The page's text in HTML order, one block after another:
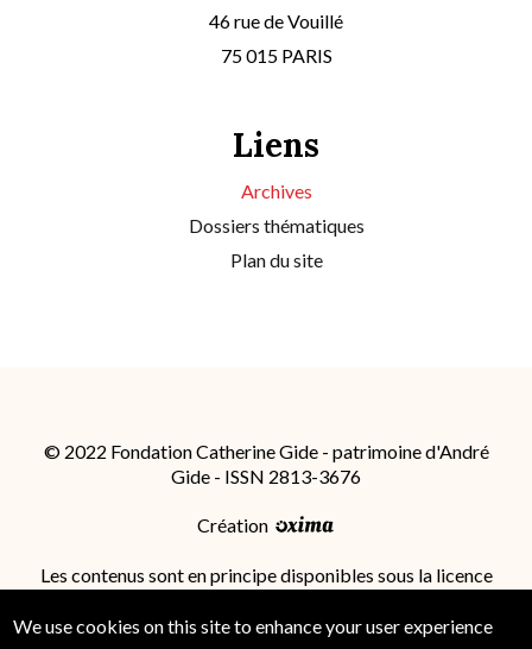
46 rue de Vouillé
75 015 PARIS
Liens
Archives
Dossiers thématiques
Plan du site
© 2022 Fondation Catherine Gide - patrimoine d'André
Gide - ISSN 2813-3676
Création
Les contenus sont en principe disponibles sous la licence
International (CC BY-SA 4.0); des conditions
We use cookies on this site to enhance your user experience